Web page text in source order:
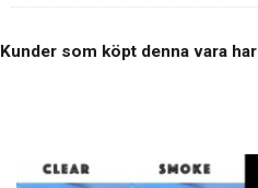
Kunder som köpt denna vara